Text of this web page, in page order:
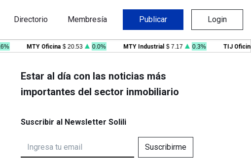
Directorio Membresía Publicar Login
MTY Oficina $ 20.53 0.0% MTY Industrial $ 7.17 0.3% TIJ Oficina $
Estar al día con las noticias más
importantes del sector inmobiliario
Suscribir al Newsletter Solili
Suscribirme